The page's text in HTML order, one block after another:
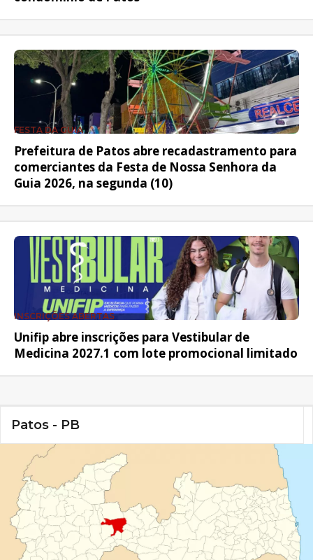
FESTA DA GUIA
Prefeitura de Patos abre recadastramento para
comerciantes da Festa de Nossa Senhora da
Guia 2026, na segunda (10)
INSCRIÇÕES ABERTAS
Unifip abre inscrições para Vestibular de
Medicina 2027.1 com lote promocional limitado
Patos - PB